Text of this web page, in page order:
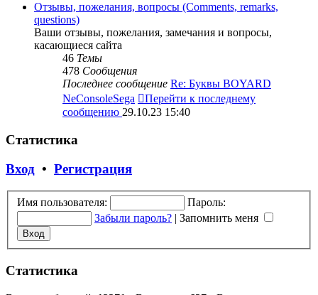
Отзывы, пожелания, вопросы (Comments, remarks,
questions)
Ваши отзывы, пожелания, замечания и вопросы,
касающиеся сайта
46 Темы
478 Сообщения
Последнее сообщение Re: Буквы BOYARD
NeConsoleSega
Перейти к последнему
сообщению 29.10.23 15:40
Статистика
Вход • Регистрация
Имя пользователя:
Пароль:
Забыли пароль? | Запомнить меня
Статистика